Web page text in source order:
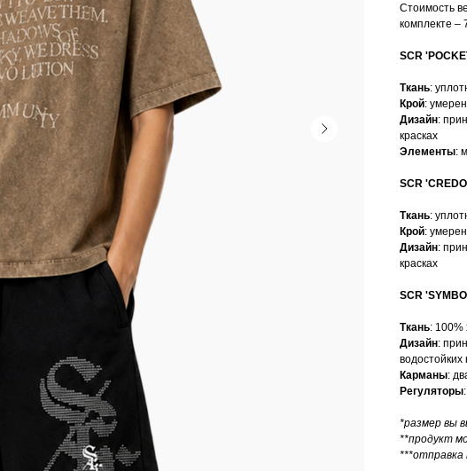
Стоимость
комплекте –
SCR
Ткань:
Крой:
Дизайн:
красках
Элементы:
SCR
Ткань:
Крой:
Дизайн:
красках
SCR
Ткань: 100%
Дизайн:
водостойких
Карманы:
Регуляторы
*размер вы
**продукт
***отправка